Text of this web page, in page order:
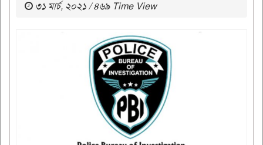
৩১ মার্চ, ২০২১ / ৪৬৯ Time View